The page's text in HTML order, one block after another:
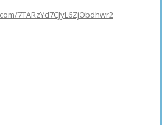
7TARzYd7CJyL6ZjObdhwr2